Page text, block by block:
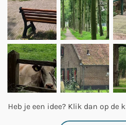
Heb je een idee? Klik dan op de